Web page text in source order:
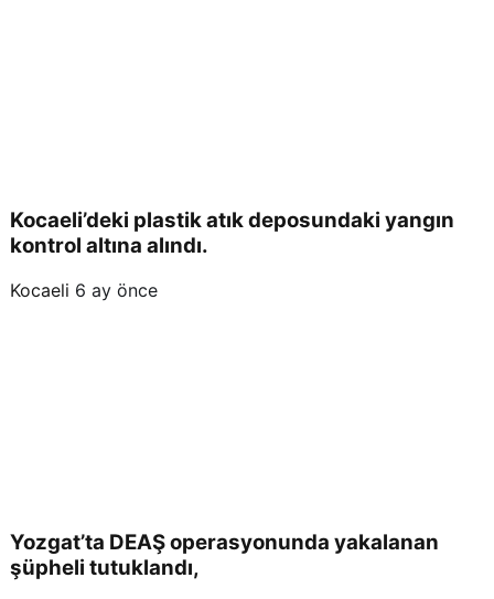
Kocaeli’deki plastik atık deposundaki yangın
kontrol altına alındı.
Kocaeli 6 ay önce
Yozgat’ta DEAŞ operasyonunda yakalanan
şüpheli tutuklandı,